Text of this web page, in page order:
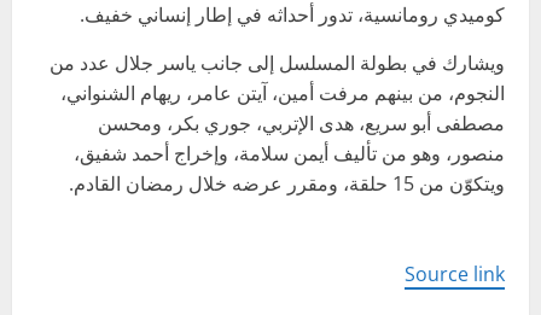
كوميدي رومانسية، تدور أحداثه في إطار إنساني خفيف.
ويشارك في بطولة المسلسل إلى جانب ياسر جلال عدد من
النجوم، من بينهم مرفت أمين، آيتن عامر، ريهام الشنواني،
مصطفى أبو سريع، هدى الإتربي، جوري بكر، ومحسن
منصور، وهو من تأليف أيمن سلامة، وإخراج أحمد شفيق،
ويتكوّن من 15 حلقة، ومقرر عرضه خلال رمضان القادم.
Source link